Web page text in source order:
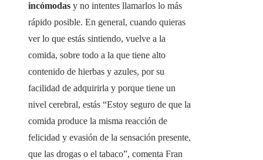
incómodas y no intentes llamarlos lo más
rápido posible. En general, cuando quieras
ver lo que estás sintiendo, vuelve a la
comida, sobre todo a la que tiene alto
contenido de hierbas y azules, por su
facilidad de adquirirla y porque tiene un
nivel cerebral, estás “Estoy seguro de que la
comida produce la misma reacción de
felicidad y evasión de la sensación presente,
que las drogas o el tabaco”, comenta Fran